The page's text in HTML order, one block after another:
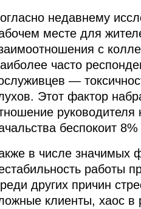
недавнему
месте для
с
часто
—
Этот фактор
беспокоит
в числе значимых
работы
других причин
клиенты, хаос в